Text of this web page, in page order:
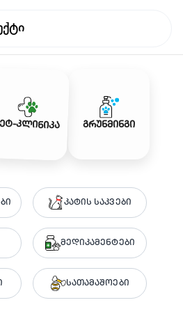
კლინიკა გრუნმინგი
კატის საკვები
მედიკამენტები
სათამაშოები